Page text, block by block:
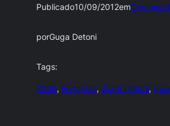
Publicado10/09/2012emOvelhas
porGuga Detoni
Tags:
2008, Fortaleza, Guga Detoni,